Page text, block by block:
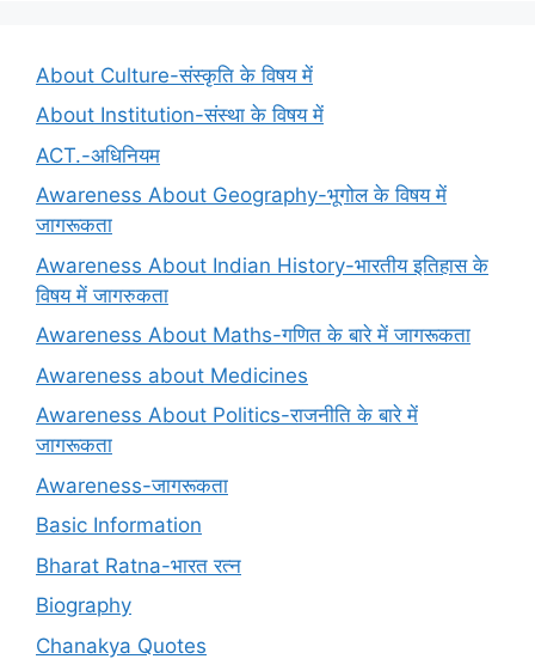
About Culture-संस्कृति के विषय में
About Institution-संस्था के विषय में
ACT.-अधिनियम
Awareness About Geography-भूगोल के विषय में
जागरूकता
Awareness About Indian History-भारतीय इतिहास के
विषय में जागरुकता
Awareness About Maths-गणित के बारे में जागरूकता
Awareness about Medicines
Awareness About Politics-राजनीति के बारे में
जागरूकता
Awareness-जागरूकता
Basic Information
Bharat Ratna-भारत रत्न
Biography
Chanakya Quotes